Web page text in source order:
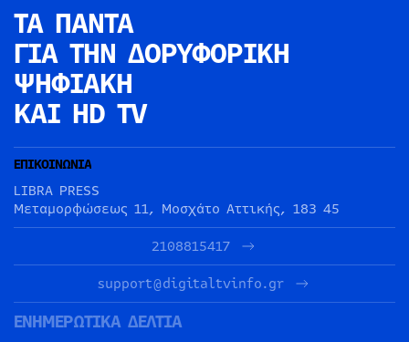
ΤΑ ΠΑΝΤΑ
ΓΙΑ ΤΗΝ ΔΟΡΥΦΟΡΙΚΗ
ΨΗΦΙΑΚΗ
ΚΑΙ HD TV
ΕΠΙΚΟΙΝΩΝΙΑ
LIBRA PRESS
Μεταμορφώσεως 11, Μοσχάτο Αττικής, 183 45
2108815417
support@digitaltvinfo.gr
ΕΝΗΜΕΡΩΤΙΚΑ ΔΕΛΤΙΑ